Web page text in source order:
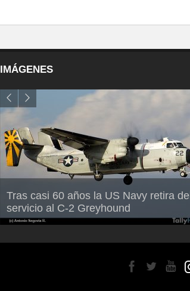
IMÁGENES
Tras casi 60 años la US Navy retira del
servicio al C-2 Greyhound
Air France-KLM anuncia a Guilhem
Mallet como nuevo Director General
para América Latina